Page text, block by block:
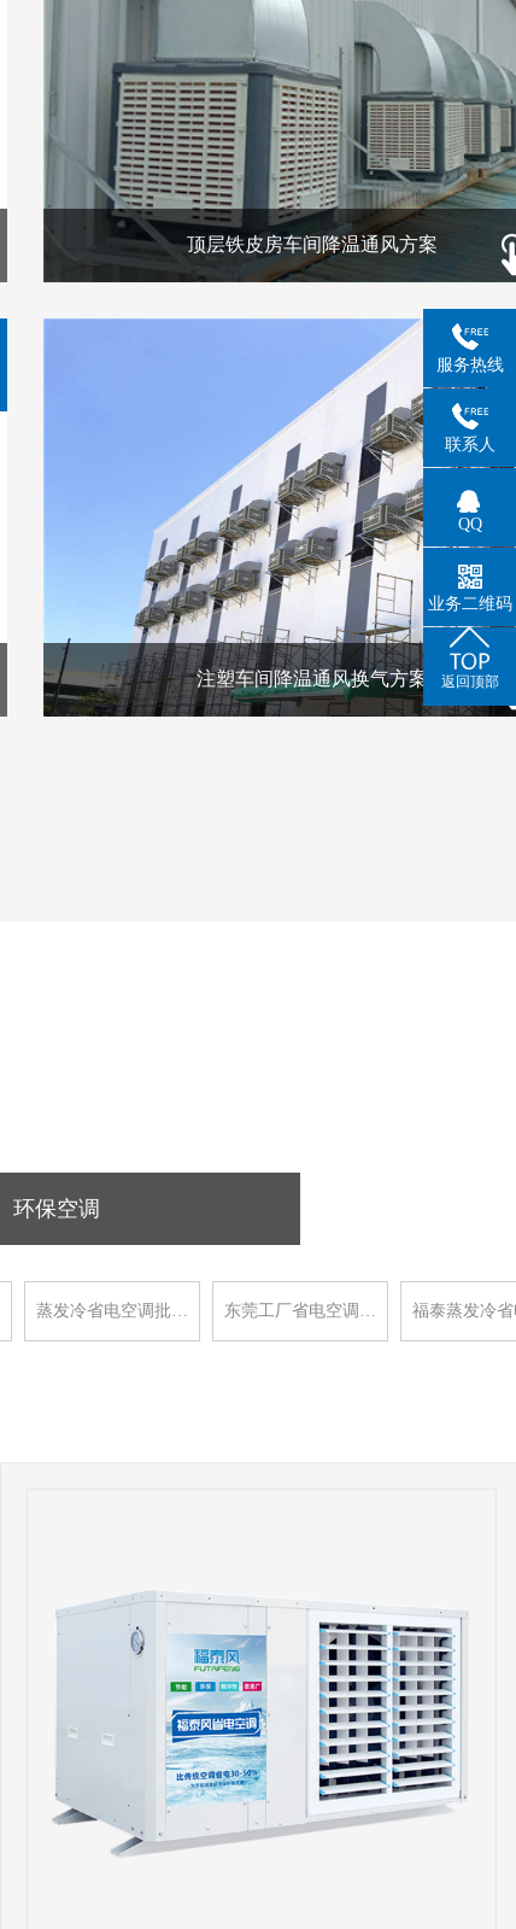
顶层铁皮房车间降温通风方案
注塑车间降温通风换气方案
环保空调
蒸发冷省电空调批… 东莞工厂省电空调… 福泰蒸发冷
服务热线
联系人
QQ
业务二维码
返回顶部